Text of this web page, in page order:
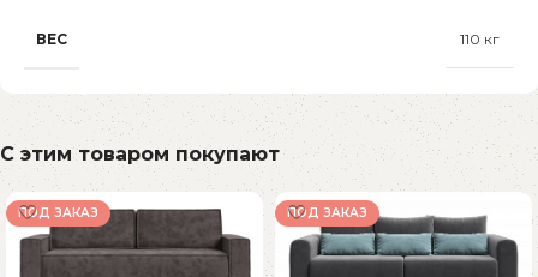
ВЕС 110 кг
С этим товаром покупают
ПОД ЗАКАЗ ПОД ЗАКАЗ